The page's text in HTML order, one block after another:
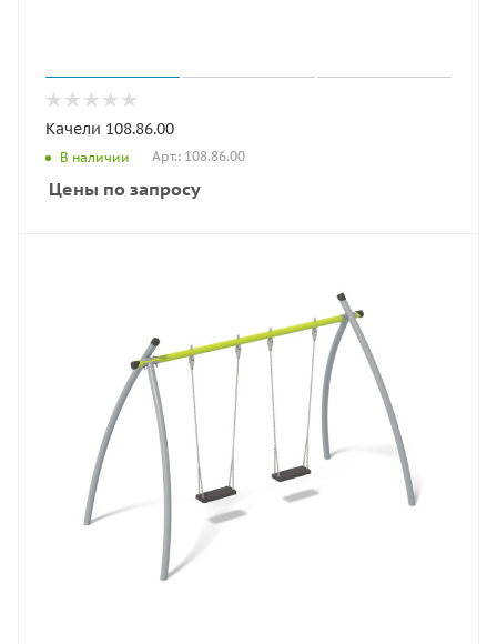
Качели 108.86.00
В наличии Арт.: 108.86.00
Цены по запросу